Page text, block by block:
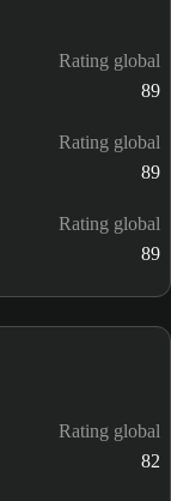
Rating global
89
Rating global
89
Rating global
89
Rating global
82